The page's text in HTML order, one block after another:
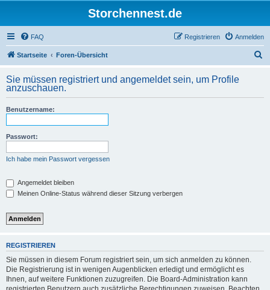
Storchennest.de
FAQ Anmelden
Registrieren
Startseite Foren-Übersicht
h
Sie müssen registriert und angemeldet sein, um Profile
anzuschauen.
Benutzername:
Passwort:
Ich habe mein Passwort vergessen
Angemeldet bleiben
Meinen Online-Status während dieser Sitzung verbergen
REGISTRIEREN
Sie müssen in diesem Forum registriert sein, um sich anmelden zu können.
Die Registrierung ist in wenigen Augenblicken erledigt und ermöglicht es
Ihnen, auf weitere Funktionen zuzugreifen. Die Board-Administration kann